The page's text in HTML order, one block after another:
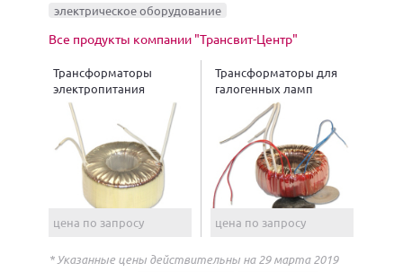
электрическое оборудование
Все продукты компании "Трансвит-Центр"
Трансформаторы
электропитания
цена по запросу
Трансформаторы для
галогенных ламп
цена по запросу
* Указанные цены действительны на 29 марта 2019